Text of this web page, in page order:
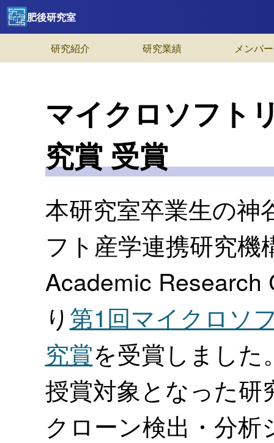
肥後研究室
研究紹介 研究業績 メンバー
マイクロソフト
究賞 受賞
本研究室卒業生の神
フト産学連携研究
Academic Research
り 第1回マイクロソ
究賞を受賞しました
授賞対象となった研
クローン検出・分